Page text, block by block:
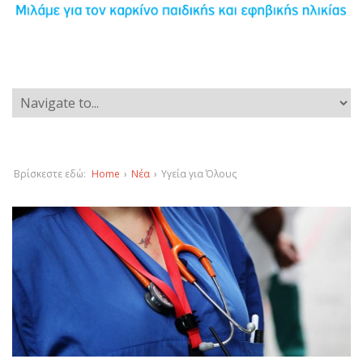
Βρίσκεστε εδώ: Home › Νέα › Υγεία για Όλους